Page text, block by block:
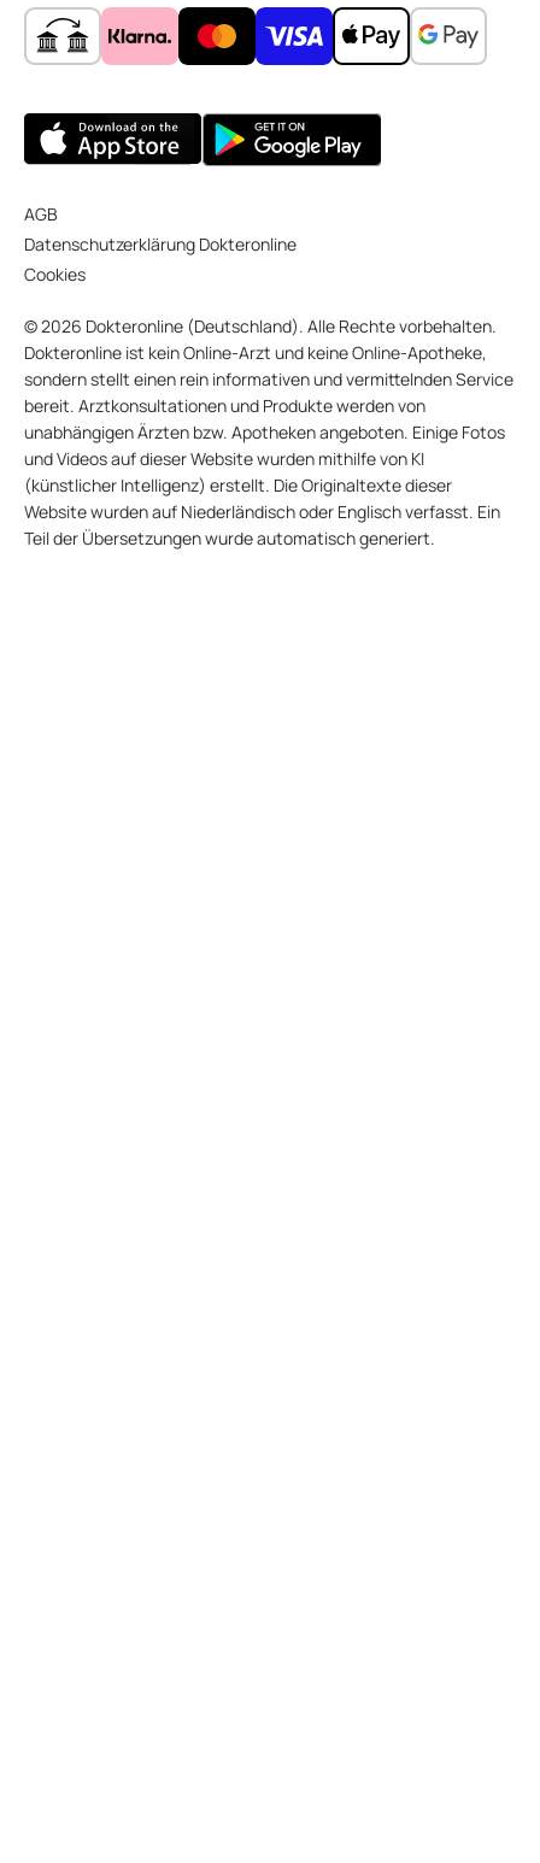
AGB
Datenschutzerklärung Dokteronline
Cookies
© 2026 Dokteronline (Deutschland). Alle Rechte vorbehalten.
Dokteronline ist kein Online-Arzt und keine Online-Apotheke,
sondern stellt einen rein informativen und vermittelnden Service
bereit. Arztkonsultationen und Produkte werden von
unabhängigen Ärzten bzw. Apotheken angeboten. Einige Fotos
und Videos auf dieser Website wurden mithilfe von KI
(künstlicher Intelligenz) erstellt. Die Originaltexte dieser
Website wurden auf Niederländisch oder Englisch verfasst. Ein
Teil der Übersetzungen wurde automatisch generiert.